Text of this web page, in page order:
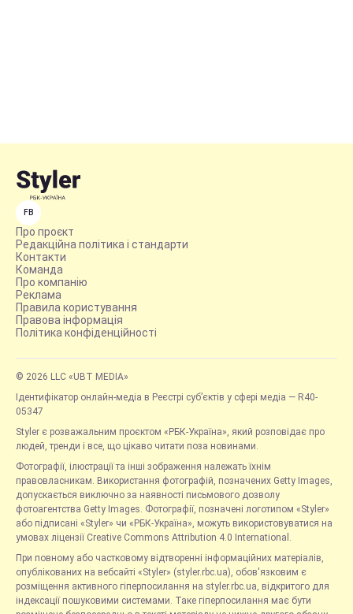
FB
Про проєкт
Редакційна політика і стандарти
Контакти
Команда
Про компанію
Реклама
Правила користування
Правова інформація
Політика конфіденційності
© 2026 LLC «UBT MEDIA»
Ідентифікатор онлайн-медіа в Реєстрі суб’єктів у сфері медіа — R40-
05347
Styler є розважальним проєктом «РБК-Україна», який розповідає про
людей, тренди і все, що цікаво читати поза новинами.
Фотографії, ілюстрації та інші зображення належать їхнім
правовласникам. Використання фотографій, позначених Getty Images,
допускається виключно за наявності письмового дозволу
фотоагентства Getty Images. Фотографії, позначені логотипом «Styler»
або підписані «Styler» чи «РБК-Україна», можуть використовуватися на
умовах ліцензії Creative Commons Attribution 4.0 International.
При повному або частковому відтворенні інформаційних матеріалів,
опублікованих на вебсайті «Styler» (styler.rbc.ua), обов'язковим є
розміщення активного гіперпосилання на styler.rbc.ua, відкритого для
індексації пошуковими системами. Таке гіперпосилання має бути